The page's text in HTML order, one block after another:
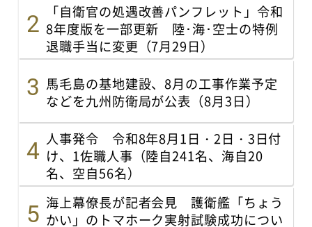
「自衛官の処遇改善パンフレット」令和
8年度版を一部更新 陸･海･空士の特例
退職手当に変更（7月29日）
馬毛島の基地建設、8月の工事作業予定
などを九州防衛局が公表（8月3日）
人事発令 令和8年8月1日・2日・3日付
け、1佐職人事（陸自241名、海自20
名、空自56名）
海上幕僚長が記者会見 護衛艦「ちょう
かい」のトマホーク実射試験成功につい